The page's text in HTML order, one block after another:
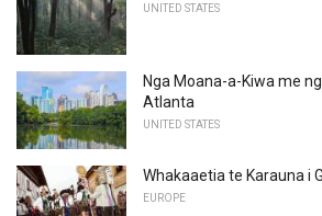
UNITED STATES
Nga Moana-a-Kiwa me
Atlanta
UNITED STATES
Whakaaetia te Karauna i
EUROPE